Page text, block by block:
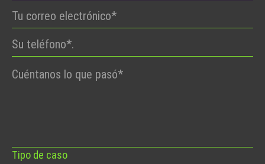
Por
Tipo de caso